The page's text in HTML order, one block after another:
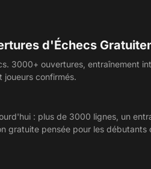
d'Échecs
3000+ ouvertures, entraînement
confirmés.
: plus de 3000 lignes, un
gratuite pensée pour les débutants